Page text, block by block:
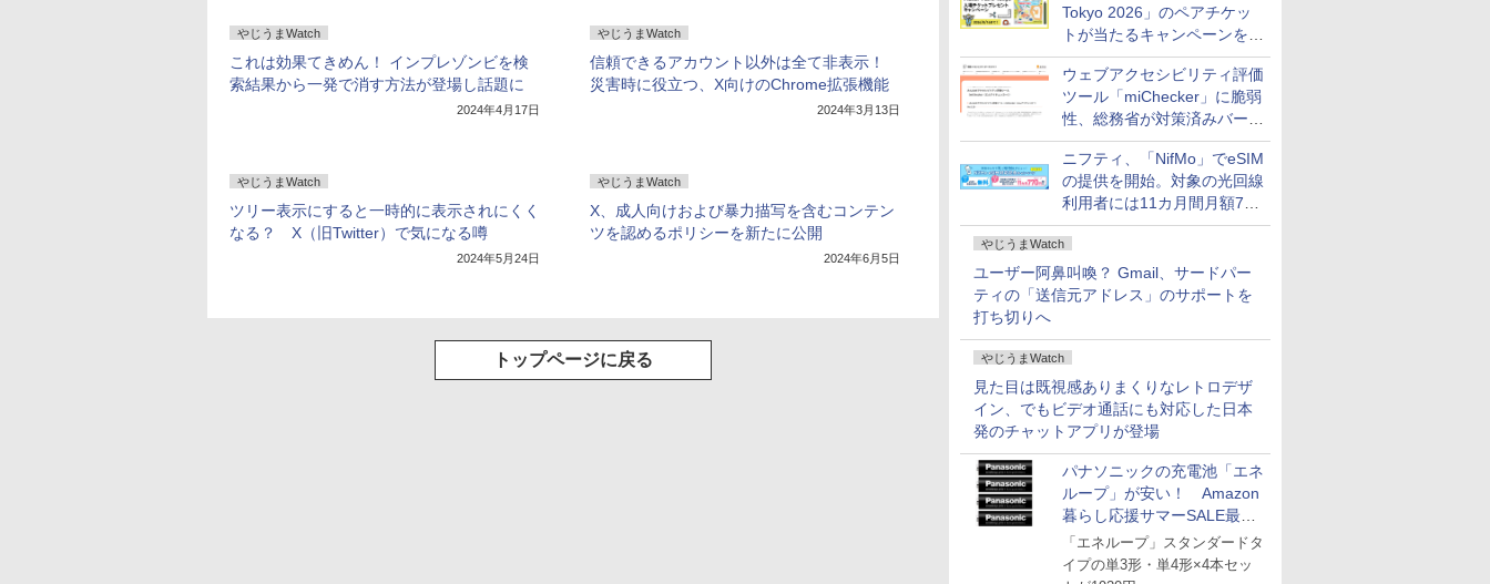
Tokyo 2026」のペアチケッ
トが当たるキャンペーンをX
で実施。8月16日まで
ウェブアクセシビリティ評価
ツール「miChecker」に脆弱
性、総務省が対策済みバージ
ョンへの更新を呼び掛け
ニフティ、「NifMo」でeSIM
の提供を開始。対象の光回線
利用者には11カ月間月額770
円割引のキャンペーン
やじうまWatch
ユーザー阿鼻叫喚？ Gmail、サードパー
ティの「送信元アドレス」のサポートを
打ち切りへ
やじうまWatch
見た目は既視感ありまくりなレトロデザ
イン、でもビデオ通話にも対応した日本
発のチャットアプリが登場
パナソニックの充電池「エネ
ループ」が安い！ Amazon
暮らし応援サマーSALE最終
日
「エネループ」スタンダードタ
イプの単3形・単4形×4本セッ
やじうまWatch
これは効果てきめん！ インプレゾンビを検
索結果から一発で消す方法が登場し話題に
2024年4月17日
やじうまWatch
信頼できるアカウント以外は全て非表示！
災害時に役立つ、X向けのChrome拡張機能
2024年3月13日
やじうまWatch
ツリー表示にすると一時的に表示されにくく
なる？ X（旧Twitter）で気になる噂
2024年5月24日
やじうまWatch
X、成人向けおよび暴力描写を含むコンテン
ツを認めるポリシーを新たに公開
2024年6月5日
トップページに戻る